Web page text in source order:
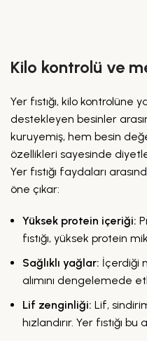
Kilo kontrolü ve
Yer fıstığı, kilo kontrolüne
destekleyen besinler
kuruyemiş, hem besin
özellikleri sayesinde
Yer fıstığı faydaları
öne çıkar:
Yüksek protein içeriği:
fıstığı, yüksek protein
Sağlıklı yağlar: İçerdiği
alımını dengelemede
Lif zenginliği: Lif,
hızlandırır. Yer fıstığı